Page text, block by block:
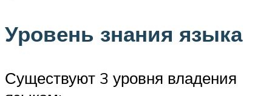
Уровень знания языка
Существуют 3 уровня владения